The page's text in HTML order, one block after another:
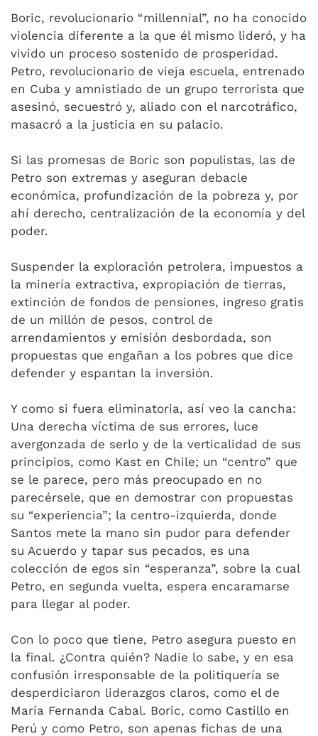
Boric, revolucionario “millennial”, no ha conocido
violencia diferente a la que él mismo lideró, y ha
vivido un proceso sostenido de prosperidad.
Petro, revolucionario de vieja escuela, entrenado
en Cuba y amnistiado de un grupo terrorista que
asesinó, secuestró y, aliado con el narcotráfico,
masacró a la justicia en su palacio.
Si las promesas de Boric son populistas, las de
Petro son extremas y aseguran debacle
económica, profundización de la pobreza y, por
ahí derecho, centralización de la economía y del
poder.
Suspender la exploración petrolera, impuestos a
la minería extractiva, expropiación de tierras,
extinción de fondos de pensiones, ingreso gratis
de un millón de pesos, control de
arrendamientos y emisión desbordada, son
propuestas que engañan a los pobres que dice
defender y espantan la inversión.
Y como si fuera eliminatoria, así veo la cancha:
Una derecha víctima de sus errores, luce
avergonzada de serlo y de la verticalidad de sus
principios, como Kast en Chile; un “centro” que
se le parece, pero más preocupado en no
parecérsele, que en demostrar con propuestas
su “experiencia”; la centro-izquierda, donde
Santos mete la mano sin pudor para defender
su Acuerdo y tapar sus pecados, es una
colección de egos sin “esperanza”, sobre la cual
Petro, en segunda vuelta, espera encaramarse
para llegar al poder.
Con lo poco que tiene, Petro asegura puesto en
la final. ¿Contra quién? Nadie lo sabe, y en esa
confusión irresponsable de la politiquería se
desperdiciaron liderazgos claros, como el de
María Fernanda Cabal. Boric, como Castillo en
Perú y como Petro, son apenas fichas de una